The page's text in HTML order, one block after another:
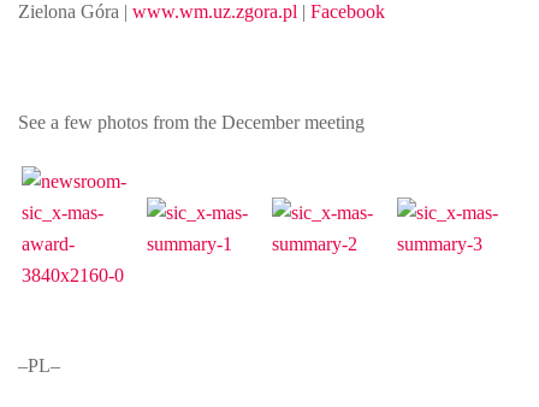
Zielona Góra | www.wm.uz.zgora.pl | Facebook
See a few photos from the December meeting
–PL–